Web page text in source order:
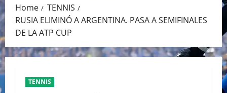
Home
TENNIS
RUSIA ELIMINÓ A ARGENTINA. PASA A SEMIFINALES
DE LA ATP CUP
TENNIS